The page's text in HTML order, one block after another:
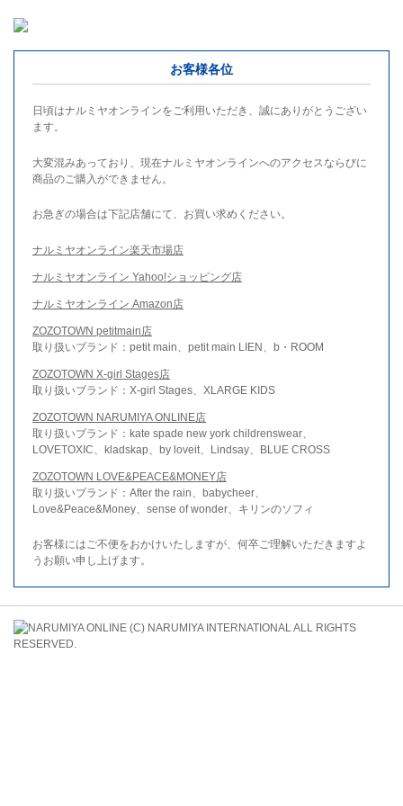
お客様各位
日頃はナルミヤオンラインをご利用いただき、誠にありがとうござい
ます。
大変混みあっており、現在ナルミヤオンラインへのアクセスならびに
商品のご購入ができません。
お急ぎの場合は下記店舗にて、お買い求めください。
ナルミヤオンライン楽天市場店
ナルミヤオンライン Yahoo!ショッピング店
ナルミヤオンライン Amazon店
ZOZOTOWN petitmain店
取り扱いブランド：petit main、petit main LIEN、b・ROOM
ZOZOTOWN X-girl Stages店
取り扱いブランド：X-girl Stages、XLARGE KIDS
ZOZOTOWN NARUMIYA ONLINE店
取り扱いブランド：kate spade new york childrenswear、
LOVETOXIC、kladskap、by loveit、Lindsay、BLUE CROSS
ZOZOTOWN LOVE&PEACE&MONEY店
取り扱いブランド：After the rain、babycheer、
Love&Peace&Money、sense of wonder、キリンのソフィ
お客様にはご不便をおかけいたしますが、何卒ご理解いただきますよ
うお願い申し上げます。